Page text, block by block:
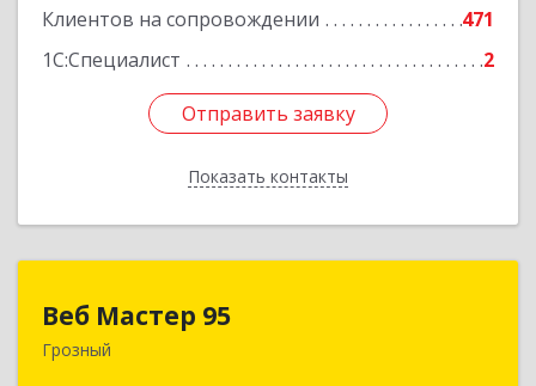
Клиентов на сопровождении
471
1С:Специалист
2
Отправить заявку
Показать контакты
Отправить заявку
Назад
Веб Мастер 95
Грозный